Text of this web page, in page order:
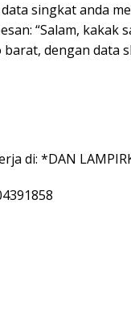
singkat anda
“Salam, kakak
barat, dengan data
di: *DAN